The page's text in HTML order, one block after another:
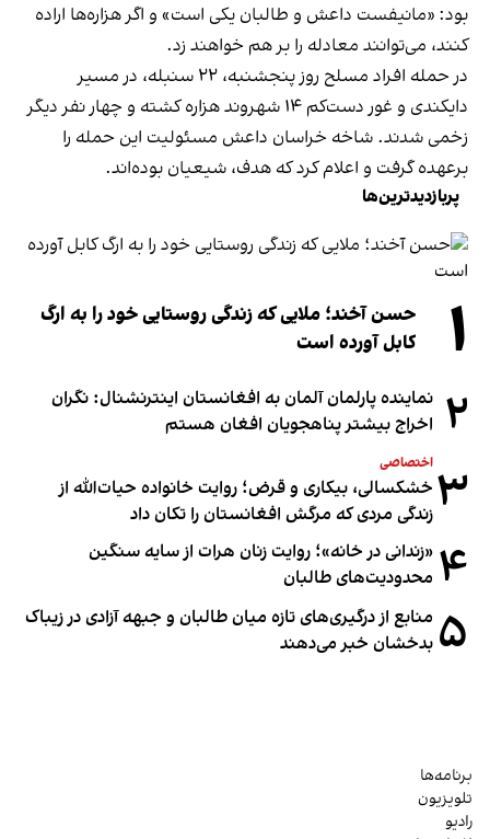
بود: «مانیفست داعش و طالبان یکی است» و اگر هزاره‌ها اراده
کنند، می‌توانند معادله را بر هم خواهند زد.
در حمله افراد مسلح روز پنجشنبه، ۲۲ سنبله، در مسیر
دایکندی و غور دست‌کم ۱۴ شهروند هزاره کشته و چهار نفر دیگر
زخمی شدند. شاخه خراسان داعش مسئولیت این حمله را
برعهده گرفت و اعلام کرد که هدف، شیعیان بوده‌اند.
پربازدیدترین‌ها
۱
حسن آخند؛ ملایی که زندگی روستایی خود را به ارگ
کابل آورده است
۲ نماینده پارلمان آلمان به افغانستان اینترنشنال: نگران
اخراج بیشتر پناهجویان افغان هستم
۳ اختصاصی
خشکسالی، بیکاری و قرض؛ روایت خانواده حیات‌الله از
زندگی مردی که مرگش افغانستان را تکان داد
۴ «زندانی در خانه»؛ روایت زنان هرات از سایه سنگین
محدودیت‌های طالبان
۵ منابع از درگیری‌های تازه میان طالبان و جبهه آزادی در زیباک
بدخشان خبر می‌دهند
برنامه‌ها
تلویزیون
رادیو